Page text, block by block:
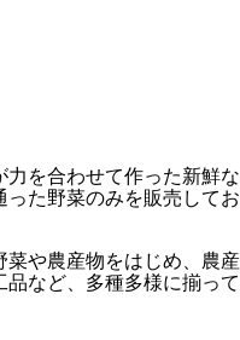
を合わせて作った新鮮な
った野菜のみを販売してお
菜や農産物をはじめ、農産
など、多種多様に揃って